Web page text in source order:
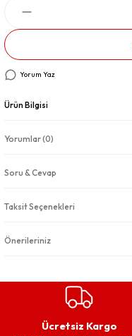
Yorum Yaz
Ürün Bilgisi
Yorumlar (0)
Soru & Cevap
Taksit Seçenekleri
Önerileriniz
Ücretsiz Kargo